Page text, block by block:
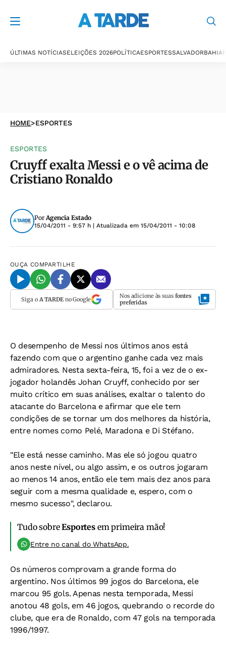
ÚLTIMAS NOTÍCIASELEIÇÕES 2026POLÍTICAESPORTESSALVADORBAHIA
HOME>ESPORTES
ESPORTES
Cruyff exalta Messi e o vê acima de
Cristiano Ronaldo
PorAgencia Estado
15/04/2011 - 9:57 h | Atualizada em 15/04/2011 - 10:08
OUÇA COMPARTILHE
Siga o A TARDEno Google Nos adicione às suas fontes
preferidas
O desempenho de Messi nos últimos anos está
fazendo com que o argentino ganhe cada vez mais
admiradores. Nesta sexta-feira, 15, foi a vez de o ex-
jogador holandês Johan Cruyff, conhecido por ser
muito crítico em suas análises, exaltar o talento do
atacante do Barcelona e afirmar que ele tem
condições de se tornar um dos melhores da história,
entre nomes como Pelé, Maradona e Di Stéfano.
"Ele está nesse caminho. Mas ele só jogou quatro
anos neste nível, ou algo assim, e os outros jogaram
ao menos 14 anos, então ele tem mais dez anos para
seguir com a mesma qualidade e, espero, com o
mesmo sucesso", declarou.
Tudo sobreEsportesem primeira mão!
Entre no canal do WhatsApp.
Os números comprovam a grande forma do
argentino. Nos últimos 99 jogos do Barcelona, ele
marcou 95 gols. Apenas nesta temporada, Messi
anotou 48 gols, em 46 jogos, quebrando o recorde do
clube, que era de Ronaldo, com 47 gols na temporada
1996/1997.